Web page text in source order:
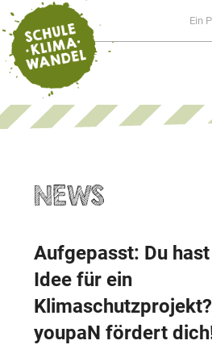
Ein
NEWS
Aufgepasst: Du
Idee für ein
youpaN fördert